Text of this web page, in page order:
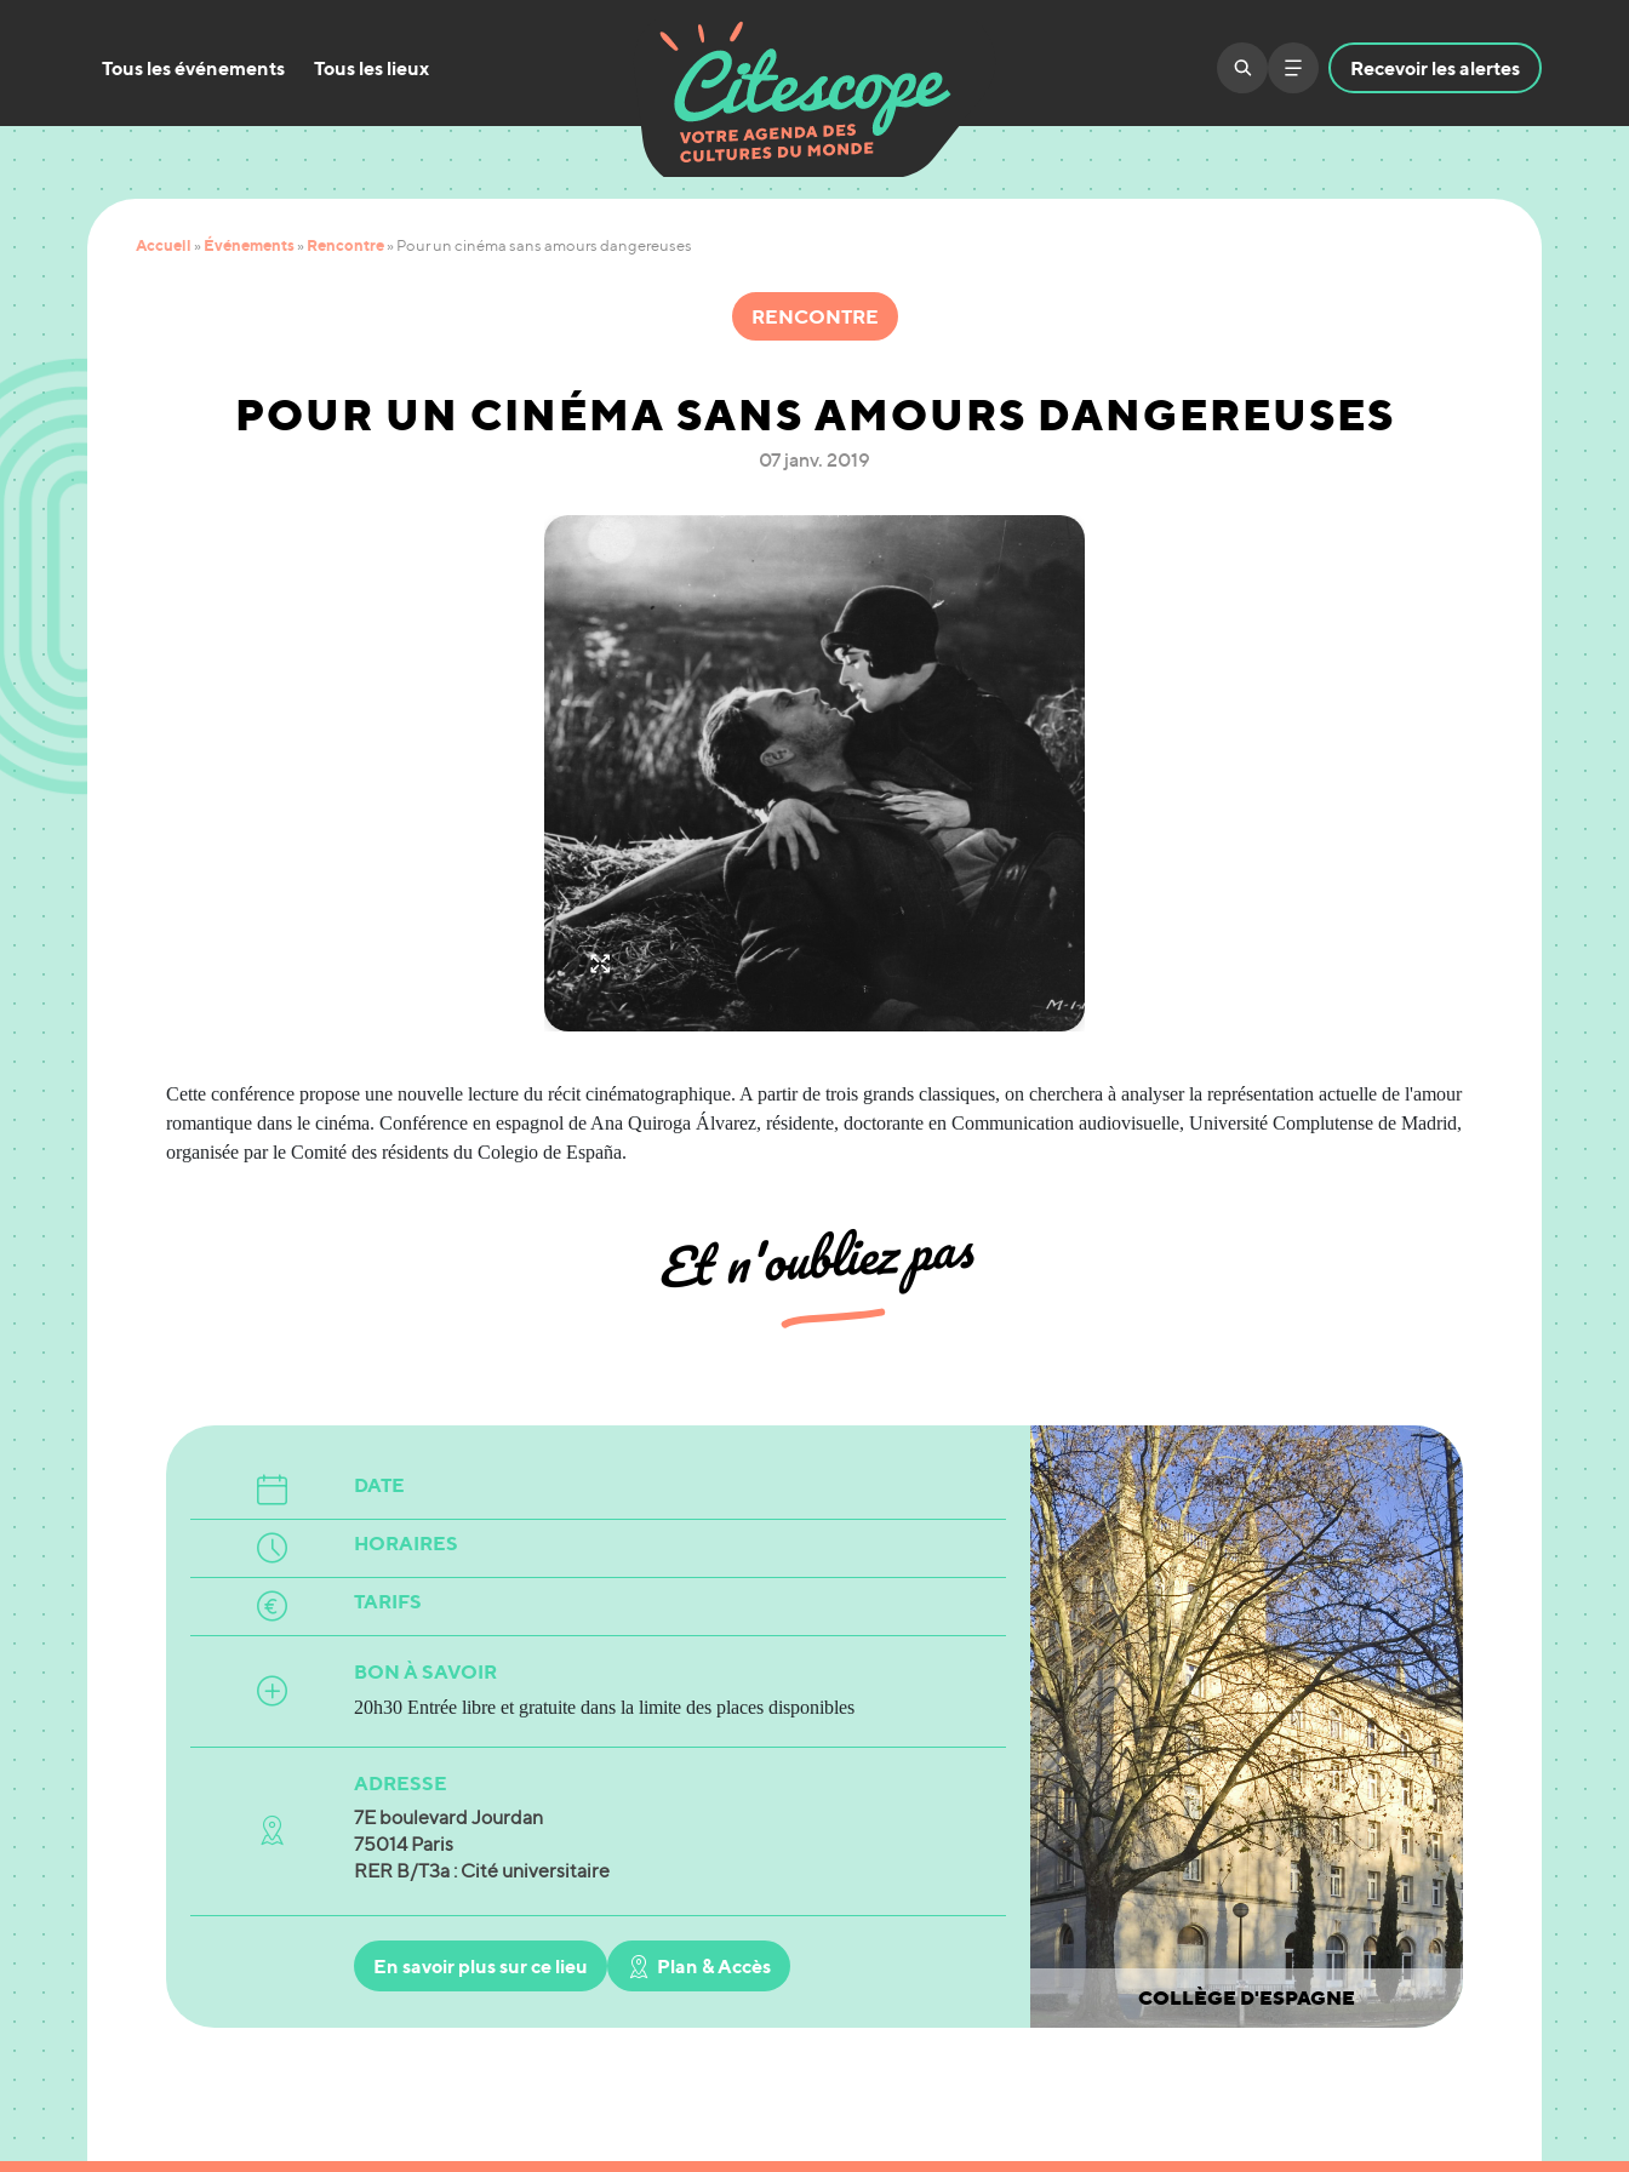
Tous les événements Tous les lieux Recevoir les alertes
Accueil » Événements » Rencontre » Pour un cinéma sans amours dangereuses
RENCONTRE
POUR UN CINÉMA SANS AMOURS DANGEREUSES
07 janv. 2019
Cette conférence propose une nouvelle lecture du récit cinématographique. A partir de trois grands classiques, on cherchera à analyser la représentation actuelle de l'amour
romantique dans le cinéma. Conférence en espagnol de Ana Quiroga Álvarez, résidente, doctorante en Communication audiovisuelle, Université Complutense de Madrid,
organisée par le Comité des résidents du Colegio de España.
Et n'oubliez pas
DATE
HORAIRES
TARIFS
BON À SAVOIR
20h30 Entrée libre et gratuite dans la limite des places disponibles
ADRESSE
7E boulevard Jourdan
75014 Paris
RER B/T3a : Cité universitaire
En savoir plus sur ce lieu
Plan & Accès
COLLÈGE D'ESPAGNE